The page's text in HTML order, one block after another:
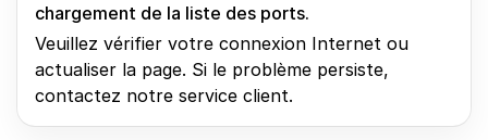
chargement de la liste des ports.
Veuillez vérifier votre connexion Internet ou
actualiser la page. Si le problème persiste,
contactez notre service client.